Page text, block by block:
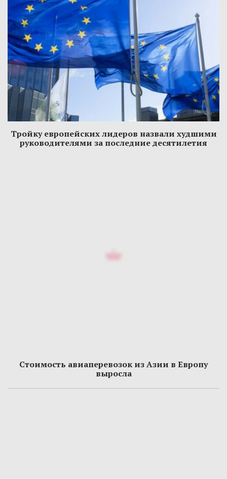
Тройку европейских лидеров назвали худшими
руководителями за последние десятилетия
Стоимость авиаперевозок из Азии в Европу
выросла